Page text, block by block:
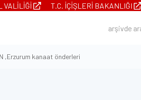
VALILIĞI T.C. İÇIŞLERI BAKANLIĞI
,Erzurum kanaat önderleri